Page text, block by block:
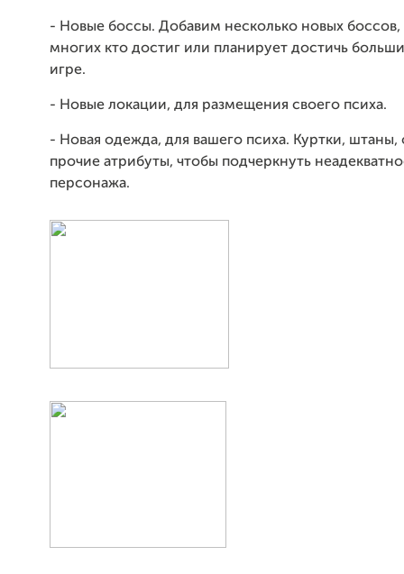
- Новые боссы. Добавим несколько новых боссов,
многих кто достиг или планирует достичь
игре.
- Новые локации, для размещения своего психа.
- Новая одежда, для вашего психа. Куртки, штаны,
прочие атрибуты, чтобы подчеркнуть
персонажа.